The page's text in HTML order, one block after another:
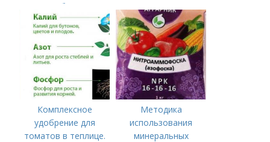
подборку
весной, в каком
месяце?
Комплексное
удобрение для
томатов в теплице.
Методика
использования
минеральных